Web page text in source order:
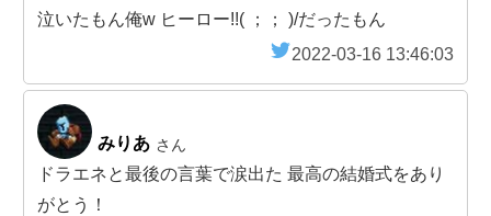
泣いたもん俺w ヒーロー!!( ；； )/だったもん
2022-03-16 13:46:03
みりあ さん
ドラエネと最後の言葉で涙出た 最高の結婚式をあり
がとう！